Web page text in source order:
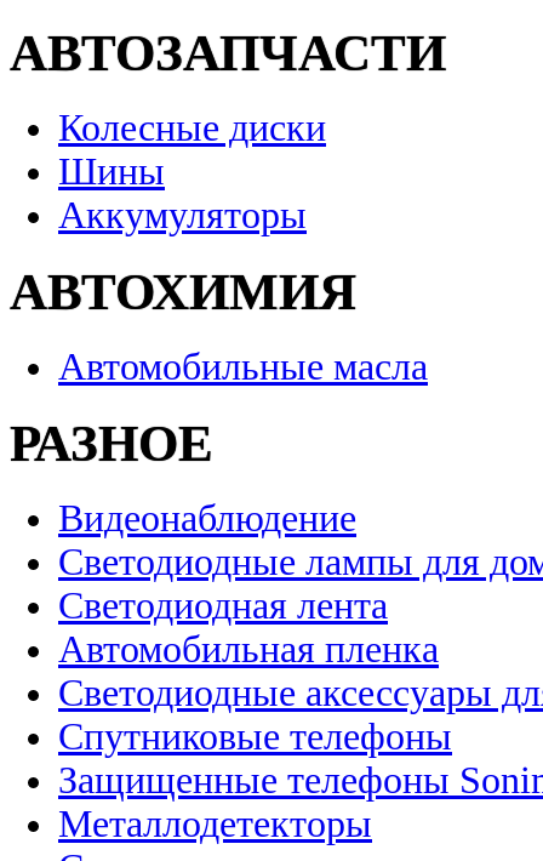
АВТОЗАПЧАСТИ
Колесные диски
Шины
Аккумуляторы
АВТОХИМИЯ
Автомобильные масла
РАЗНОЕ
Видеонаблюдение
Светодиодные лампы для
Светодиодная лента
Автомобильная пленка
Светодиодные аксессуары
Спутниковые телефоны
Защищенные телефоны
Металлодетекторы